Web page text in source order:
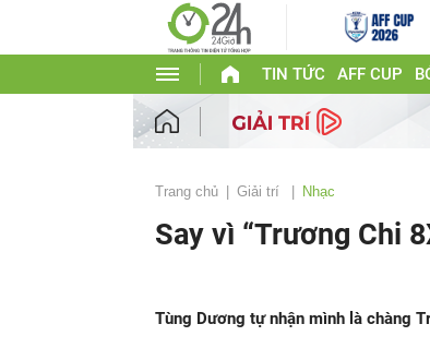
TIN TỨC AFF CUP
Trang chủ Giải trí Nhạc
Say vì “Trương Chi
Tùng Dương tự nhận mình là chàng